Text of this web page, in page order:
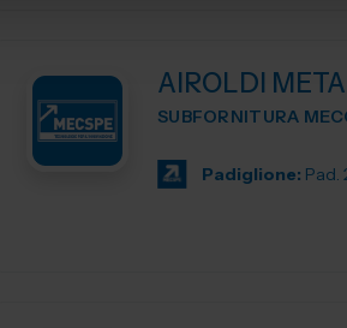
AIROLDI
SUBFORNITURA
Padiglione: Pad.